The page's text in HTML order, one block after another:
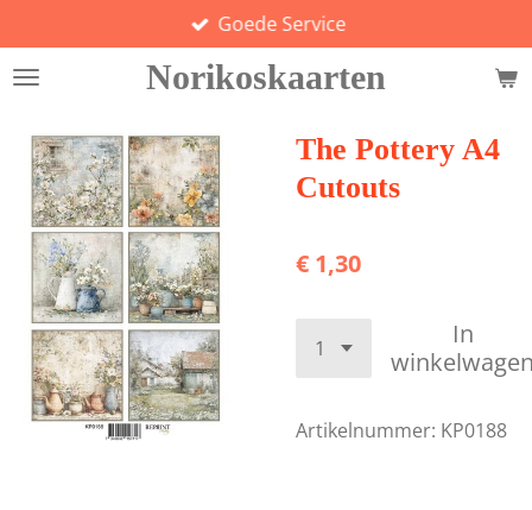
direct
naar
hoofdinhoud
Norikoskaarten
Goede Service
The Pottery A4
Cutouts
€ 1,30
In
Artikelnummer: KP0188